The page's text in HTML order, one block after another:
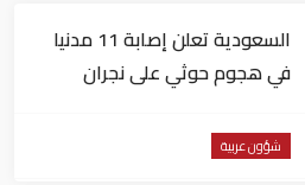
السعودية تعلن إصابة 11 مدنيا
في هجوم حوثي على نجران
شؤون عربية